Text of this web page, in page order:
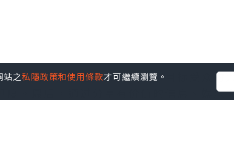
造吸引人的内容。首先，了解目标受众的
度。最后，通过分享有价值的信息、娱乐
站之私隱政策和使用條款才可繼續瀏覽。